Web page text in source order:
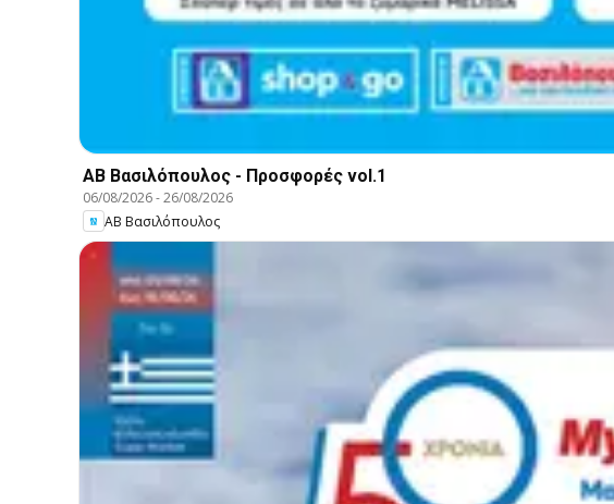
ΑΒ Βασιλόπουλος - Προσφορές vol.1
06/08/2026-26/08/2026
ΑΒ Βασιλόπουλος